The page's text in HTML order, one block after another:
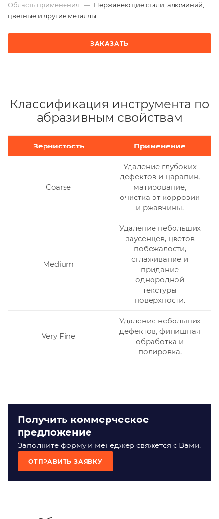
Область применения — Нержавеющие стали, алюминий,
цветные и другие металлы
ЗАКАЗАТЬ
Классификация инструмента по
абразивным свойствам
Зернистость Применение
Coarse
Удаление глубоких
дефектов и царапин,
матирование,
очистка от коррозии
и ржавчины.
Medium
Удаление небольших
заусенцев, цветов
побежалости,
сглаживание и
придание
однородной
текстуры
поверхности.
Very Fine
Удаление небольших
дефектов, финишная
обработка и
полировка.
Получить коммерческое
предложение
Заполните форму и менеджер свяжется с Вами.
ОТПРАВИТЬ ЗАЯВКУ